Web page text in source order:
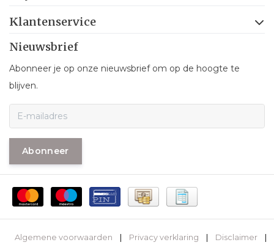
Klantenservice
Nieuwsbrief
Abonneer je op onze nieuwsbrief om op de hoogte te
blijven.
Abonneer
Algemene voorwaarden | Privacy verklaring | Disclaimer |